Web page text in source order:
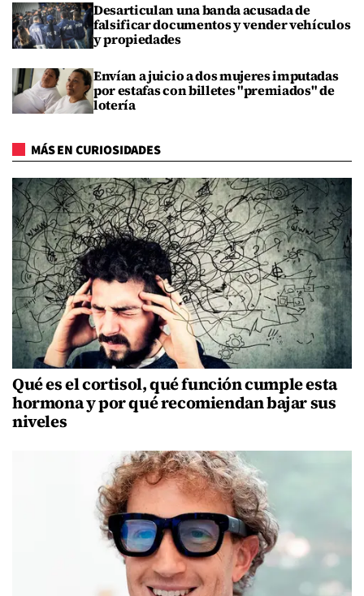
Desarticulan una banda acusada de
falsificar documentos y vender vehículos
y propiedades
Envían a juicio a dos mujeres imputadas
por estafas con billetes "premiados" de
lotería
MÁS EN CURIOSIDADES
Qué es el cortisol, qué función cumple esta
hormona y por qué recomiendan bajar sus
niveles